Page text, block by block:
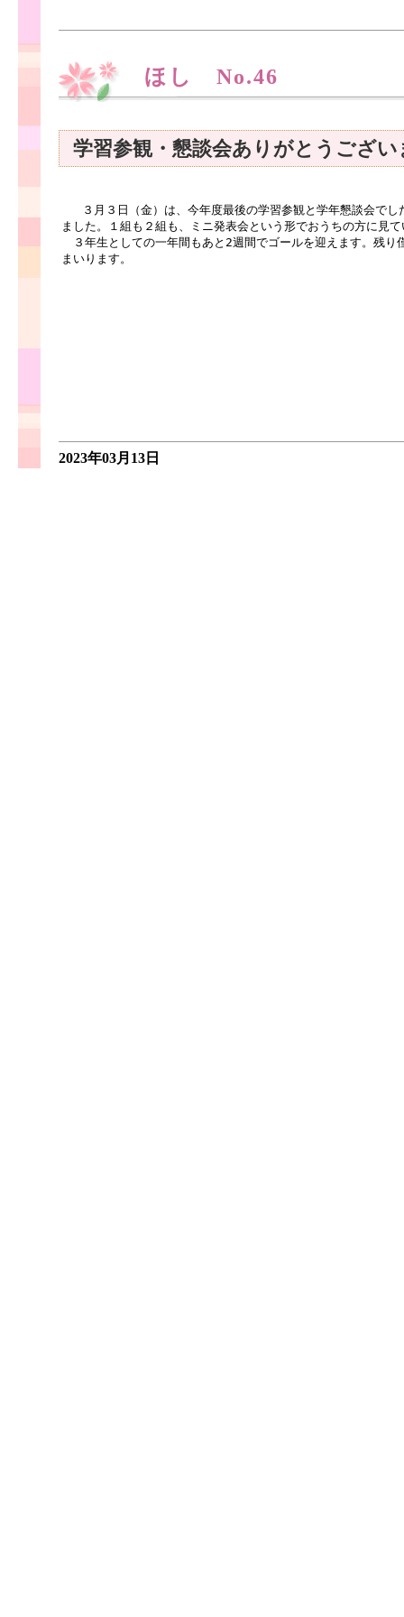
ほし No.46
学習参観・懇談会ありがとうござい
３月３日（金）は、今年度最後の学習参観と学年懇談会で
ました。１組も２組も、ミニ発表会という形でおうちの方に見
３年生としての一年間もあと2週間でゴールを迎えます。残り
まいります。
2023年03月13日